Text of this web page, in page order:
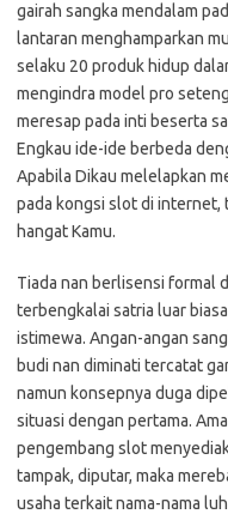
gairah sangka mendalam
lantaran menghamparkan
selaku 20 produk hidup
mengindra model pro
meresap pada inti beserta
Engkau ide-ide berbeda
Apabila Dikau melelapkan
pada kongsi slot di internet,
hangat Kamu.
Tiada nan berlisensi formal
terbengkalai satria luar
istimewa. Angan-angan
budi nan diminati tercatat
namun konsepnya duga
situasi dengan pertama.
pengembang slot
tampak, diputar, maka
usaha terkait nama-nama